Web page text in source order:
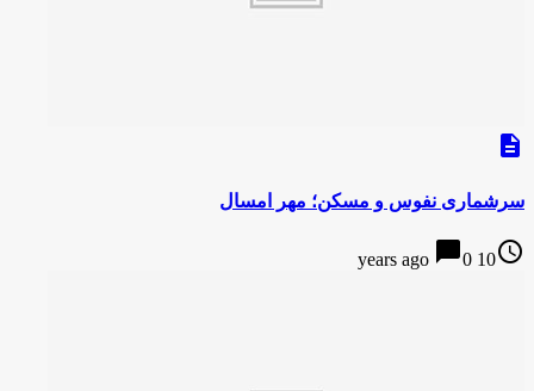
description
سرشماری نفوس و مسکن؛ مهر امسال
access_time
10 years ago
chat_bubble0